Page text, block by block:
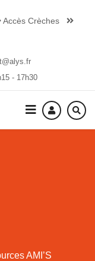
Accès Crèches
- 17h30
AMI’S